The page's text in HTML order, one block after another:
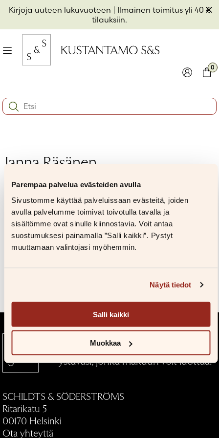
Parempaa palvelua evästeiden avulla
Sivustomme käyttää palveluissaan evästeitä, joiden
avulla palvelumme toimivat toivotulla tavalla ja
sisältömme ovat sinulle kiinnostavia. Voit antaa
suostumuksesi painamalla ”Salli kaikki”. Pystyt
muuttamaan valintojasi myöhemmin.
Näytä tiedot
Salli kaikki
Muokkaa
Kirjoja uuteen lukuvuoteen | Ilmainen toimitus yli 40 €
tilauksiin.
Hyppää
sisältöön
Valikko
Muista minut
Kirjaudu sisään
Salasana unohtunut?
Eikö sinulla ole tiliä?
Luo uusi tili
0
Search:
Janna Räsänen
Kuvapankkiin
Kustantamo S&S — Kirjallinen
ystäväsi, jonka makuun voit luottaa.
SCHILDTS & SÖDERSTRÖMS
Ritarikatu 5
00170 Helsinki
Ota yhteyttä